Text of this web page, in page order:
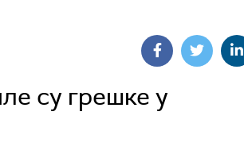
су грешке у